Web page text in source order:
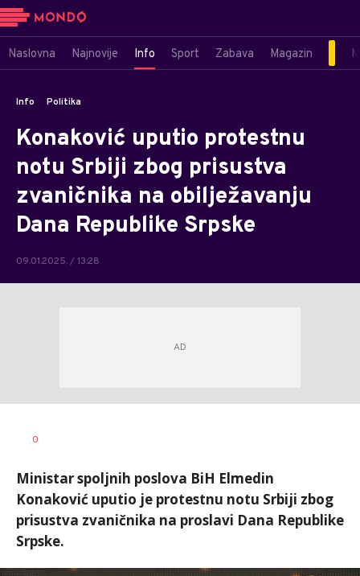
Naslovna Najnovije Info Sport Zabava Magazin
Info Politika
Konaković uputio protestnu
notu Srbiji zbog prisustva
zvaničnika na obilježavanju
Dana Republike Srpske
09.01.2025. / 13:28
AUTOR
0
Ministar spoljnih poslova BiH Elmedin
Konaković uputio je protestnu notu Srbiji zbog
prisustva zvaničnika na proslavi Dana Republike
Srpske.